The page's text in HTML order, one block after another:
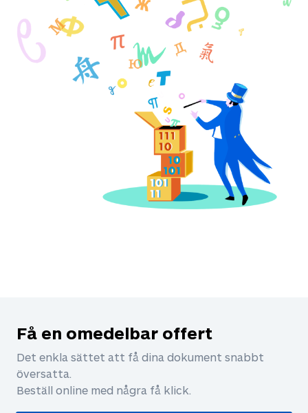
Få en omedelbar offert
Det enkla sättet att få dina dokument snabbt
översatta.
Beställ online med några få klick.